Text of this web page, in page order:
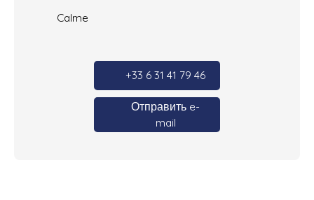
Calme
+33 6 31 41 79 46
Отправить e-
mail